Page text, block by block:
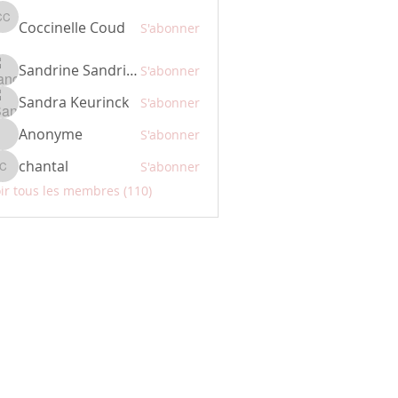
Coccinelle Coud
Coccinelle Coud S'abonner
Sandrine Sandrine S'abonner
Sandra Keurinck S'abonner
Anonyme S'abonner
chantalchantal
S'abonner
tous les membres (110)